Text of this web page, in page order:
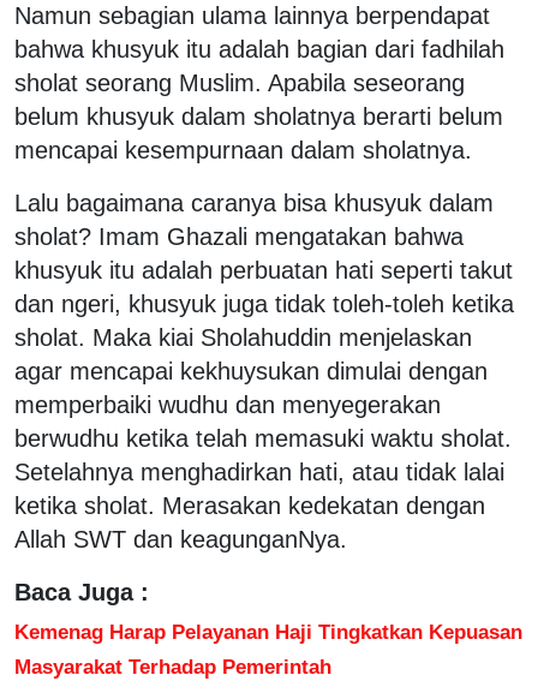
Namun sebagian ulama lainnya berpendapat
bahwa khusyuk itu adalah bagian dari fadhilah
sholat seorang Muslim. Apabila seseorang
belum khusyuk dalam sholatnya berarti belum
mencapai kesempurnaan dalam sholatnya.
Lalu bagaimana caranya bisa khusyuk dalam
sholat? Imam Ghazali mengatakan bahwa
khusyuk itu adalah perbuatan hati seperti takut
dan ngeri, khusyuk juga tidak toleh-toleh ketika
sholat. Maka kiai Sholahuddin menjelaskan
agar mencapai kekhuysukan dimulai dengan
memperbaiki wudhu dan menyegerakan
berwudhu ketika telah memasuki waktu sholat.
Setelahnya menghadirkan hati, atau tidak lalai
ketika sholat. Merasakan kedekatan dengan
Allah SWT dan keagunganNya.
Baca Juga :
Kemenag Harap Pelayanan Haji Tingkatkan Kepuasan
Masyarakat Terhadap Pemerintah